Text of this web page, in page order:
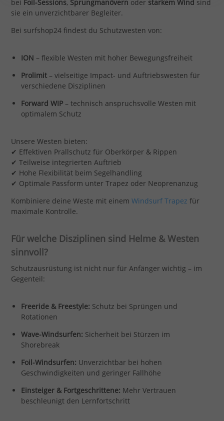
bei Foil-Sessions, Sprungmanövern oder starkem Wind sind
sie ein unverzichtbarer Begleiter.
Bei surfshop24 findest du Schutzwesten von:
ION – flexible Westen mit hoher Bewegungsfreiheit
Prolimit– vielseitige Impact- und Auftriebswesten für
verschiedene Disziplinen
Forward WIP– technisch anspruchsvolle Westen mit
optimalem Schutz
Unsere Westen bieten:
✔ Effektiven Prallschutz für Oberkörper & Rippen
✔ Teilweise integrierten Auftrieb
✔ Hohe Flexibilität beim Segelhandling
✔ Optimale Passform unter Trapez oder Neoprenanzug
Kombiniere deine Weste mit einem Windsurf Trapez für
maximale Kontrolle.
Für welche Disziplinen sind Helme & Westen
sinnvoll?
Schutzausrüstung ist nicht nur für Anfänger wichtig – im
Gegenteil:
Freeride & Freestyle: Schutz bei Sprüngen und
Rotationen
Wave-Windsurfen: Sicherheit bei Stürzen im
Shorebreak
Foil-Windsurfen: Unverzichtbar bei hohen
Geschwindigkeiten und geringer Fallhöhe
Einsteiger & Fortgeschrittene: Mehr Vertrauen
beschleunigt den Lernfortschritt